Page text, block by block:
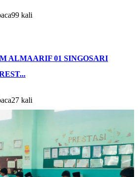
kali
ALMAARIF 01 SINGOSARI
kali